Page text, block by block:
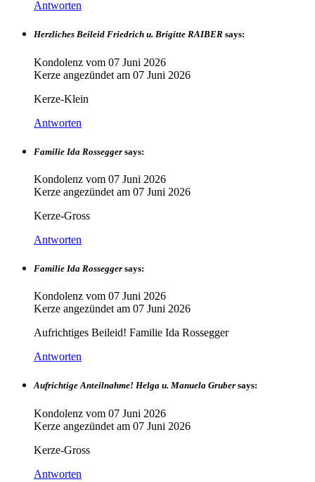
Antworten
Herzliches Beileid Friedrich u. Brigitte RAIBER says:
Kondolenz vom 07 Juni 2026
Kerze angezündet am 07 Juni 2026
Kerze-Klein
Antworten
Familie Ida Rossegger says:
Kondolenz vom 07 Juni 2026
Kerze angezündet am 07 Juni 2026
Kerze-Gross
Antworten
Familie Ida Rossegger says:
Kondolenz vom 07 Juni 2026
Kerze angezündet am 07 Juni 2026
Aufrichtiges Beileid! Familie Ida Rossegger
Antworten
Aufrichtige Anteilnahme! Helga u. Manuela Gruber says:
Kondolenz vom 07 Juni 2026
Kerze angezündet am 07 Juni 2026
Kerze-Gross
Antworten